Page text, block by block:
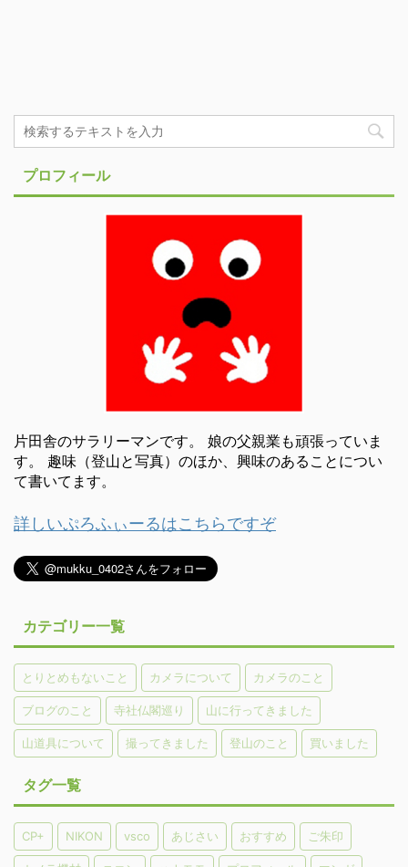
プロフィール
片田舎のサラリーマンです。 娘の父親業も頑張っていま
す。 趣味（登山と写真）のほか、興味のあることについ
て書いてます。
詳しいぷろふぃーるはこちらですぞ
カテゴリー一覧
とりとめもないこと カメラについて カメラのこと
ブログのこと 寺社仏閣巡り 山に行ってきました
山道具について 撮ってきました 登山のこと 買いました
タグ一覧
CP+ NIKON vsco あじさい おすすめ ご朱印